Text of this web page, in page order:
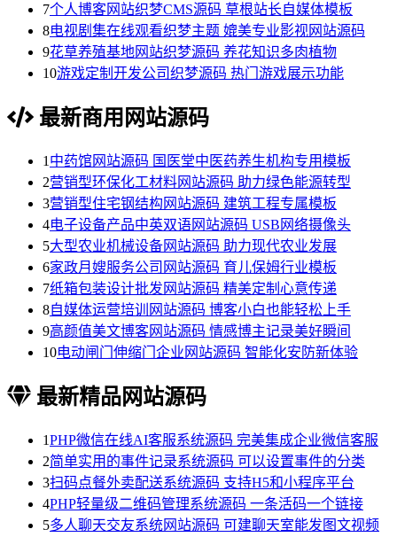
7个人博客网站织梦CMS源码 草根站长自媒体模板
8电视剧集在线观看织梦主题 媲美专业影视网站源码
9花草养殖基地网站织梦源码 养花知识多肉植物
10游戏定制开发公司织梦源码 热门游戏展示功能
最新商用网站源码
1 中药馆网站源码 国医堂中医药养生机构专用模板
2营销型环保化工材料网站源码 助力绿色能源转型
3营销型住宅钢结构网站源码 建筑工程专属模板
4电子设备产品中英双语网站源码 USB网络摄像头
5大型农业机械设备网站源码 助力现代农业发展
6家政月嫂服务公司网站源码 育儿保姆行业模板
7纸箱包装设计批发网站源码 精美定制心意传递
8自媒体运营培训网站源码 博客小白也能轻松上手
9高颜值美文博客网站源码 情感博主记录美好瞬间
10电动闸门伸缩门企业网站源码 智能化安防新体验
最新精品网站源码
1PHP微信在线AI客服系统源码 完美集成企业微信客服
2简单实用的事件记录系统源码 可以设置事件的分类
3扫码点餐外卖配送系统源码 支持H5和小程序平台
4PHP轻量级二维码管理系统源码 一条活码一个链接
5多人聊天交友系统网站源码 可建聊天室能发图文视频